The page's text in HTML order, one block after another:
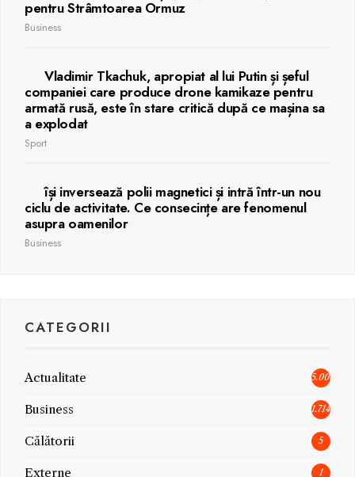
pentru Strâmtoarea Ormuz
Business
Vladimir Tkachuk, apropiat al lui Putin și șeful
companiei care produce drone kamikaze pentru
armată rusă, este în stare critică după ce mașina sa
a explodat
Sport
își inversează polii magnetici și intră într-un nou
ciclu de activitate. Ce consecințe are fenomenul
asupra oamenilor
Business
CATEGORII
Actualitate 5.006
Business 1.714
Călătorii 5
Externe 1